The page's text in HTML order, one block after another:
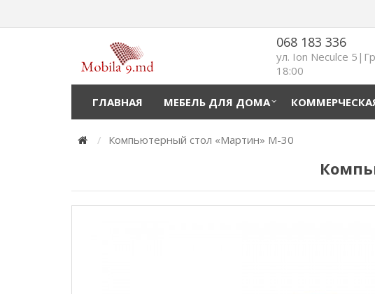
068 183 336
ул. Ion Neculce
18:00
ГЛАВНАЯ МЕБЕЛЬ ДЛЯ ДОМА
Компьютерный стол «Мартин» M-30